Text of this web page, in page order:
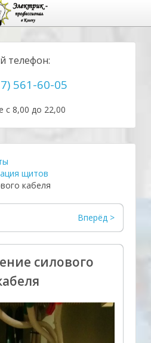
телефон:
561-60-05
с 8,00 до 22,00
щитов
кабеля
Вперёд >
силового